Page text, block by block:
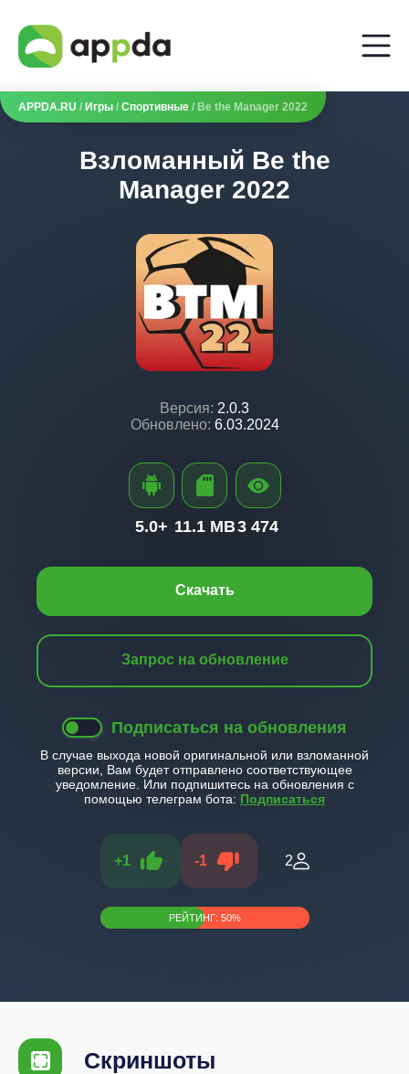
APPDA.RU / Игры / Спортивные / Be the Manager 2022
Взломанный Be the
Manager 2022
Версия: 2.0.3
Обновлено: 6.03.2024
Скачать
Запрос на обновление
Подписаться на обновления
В случае выхода новой оригинальной или взломанной
версии, Вам будет отправлено соответствующее
уведомление. Или подпишитесь на обновления с
помощью телеграм бота: Подписаться
+1 -1 2
РЕЙТИНГ: 50%
5.0+ 11.1 MB3 474
Скриншоты